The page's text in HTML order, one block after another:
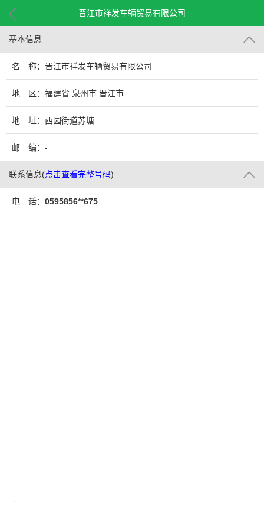
晋江市祥发车辆贸易有限公司
基本信息
名 称：晋江市祥发车辆贸易有限公司
地 区：福建省 泉州市 晋江市
地 址：西园街道苏塘
邮 编：-
联系信息(点击查看完整号码)
电 话： 0595856**675
-